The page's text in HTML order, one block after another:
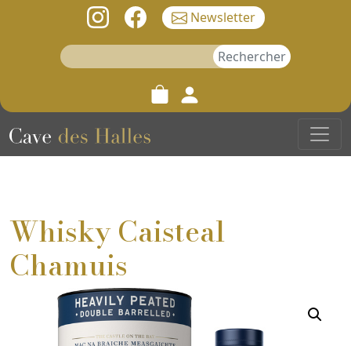
Newsletter
Rechercher :
Whisky Caisteal
Chamuis